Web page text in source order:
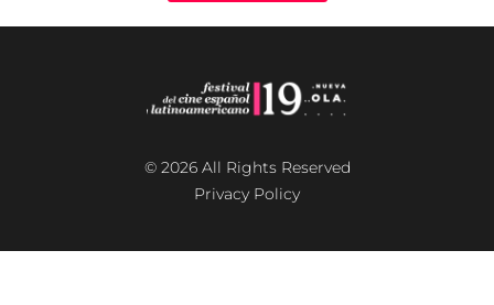
© 2026 All Rights Reserved
Privacy Policy